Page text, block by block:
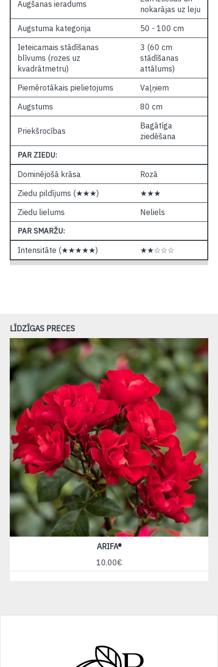
Augšanas ieradums
nokarājas uz leju
Augstuma kategorija
50 - 100 cm
Ieteicamais stādīšanas
blīvums (rozes uz
kvadrātmetru)
3 (60 cm
stādīšanas
attālums)
Piemērotākais pielietojums
Vaļņiem
Augstums
80 cm
Priekšrocības
Bagātīga
ziedēšana
PAR ZIEDU:
Dominējošā krāsa
Rozā
Ziedu pildījums (★★★)
★★★
Ziedu lielums
Neliels
PAR SMARŽU:
Intensitāte (★★★★★) ★★☆☆☆
LĪDZĪGAS PRECES
ARIFA®
10.00€